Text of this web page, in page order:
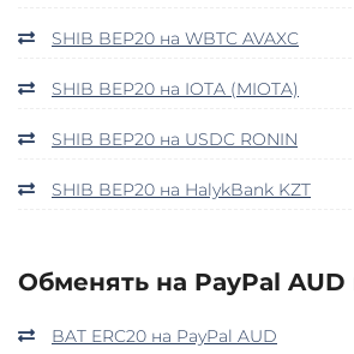
SHIB BEP20 на WBTC AVAXC
SHIB BEP20 на IOTA (MIOTA)
SHIB BEP20 на USDC RONIN
SHIB BEP20 на HalykBank KZT
Обменять на PayPal
BAT ERC20 на PayPal AUD